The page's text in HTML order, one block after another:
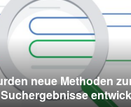
neue Methoden